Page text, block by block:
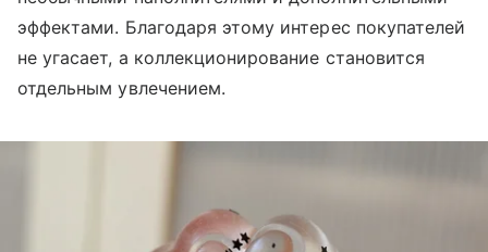
эффектами. Благодаря этому интерес покупателей
не угасает, а коллекционирование становится
отдельным увлечением.